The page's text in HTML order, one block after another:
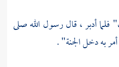
أدبر ، قال رسول الله صلى
به دخل الجنة" .